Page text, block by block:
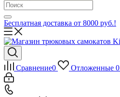
Бесплатная доставка от 8000 руб.!
Сравнение0 Отложенные 0